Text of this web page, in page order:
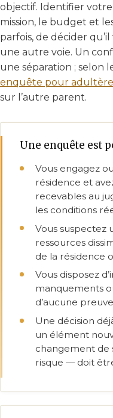
objectif. Identifier
mission, le budget et
parfois, de décider
une autre voie. Un
une séparation ; selon
enquête pour adultère
sur l’autre parent.
Une enquête est
Vous engagez
résidence et
recevables au
les conditions
Vous suspectez
ressources
de la résidence
Vous disposez
manquements
d’aucune
Une décision
un élément
changement de
risque — doit